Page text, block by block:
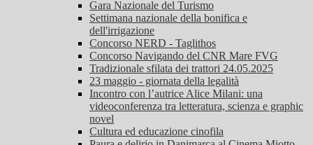
Gara Nazionale del Turismo
Settimana nazionale della bonifica e
dell'irrigazione
Concorso NERD - Taglithos
Concorso Navigando del CNR Mare FVG
Tradizionale sfilata dei trattori 24.05.2025
23 maggio - giornata della legalità
Incontro con l’autrice Alice Milani: una
videoconferenza tra letteratura, scienza e graphic
novel
Cultura ed educazione cinofila